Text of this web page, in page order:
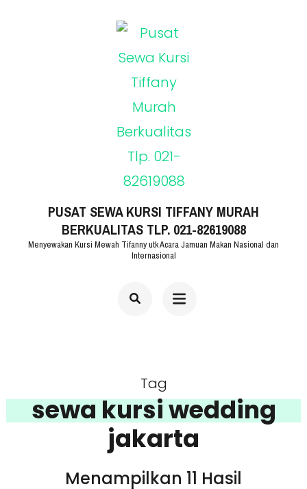
PUSAT SEWA KURSI TIFFANY MURAH
BERKUALITAS TLP. 021-82619088
Menyewakan Kursi Mewah Tifanny utk Acara Jamuan Makan Nasional dan
Internasional
Tag
sewa kursi wedding
jakarta
Menampilkan 11 Hasil